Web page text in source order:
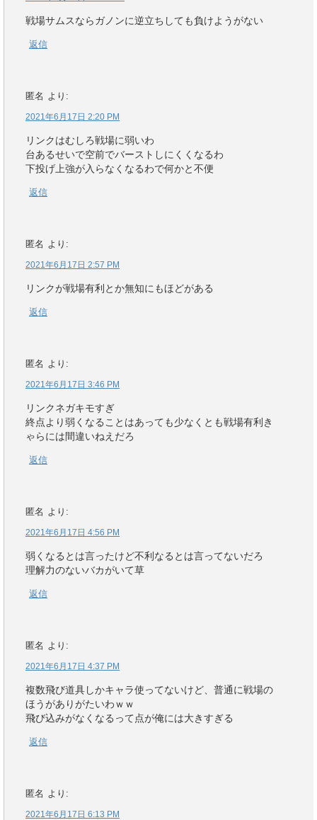
戦場サムスならガノンに逆立ちしても負けようがない
返信
匿名 より:
2021年6月17日 2:20 PM
リンクはむしろ戦場に弱いわ
台あるせいで空前でバーストしにくくなるわ
下投げ上強が入らなくなるわで何かと不便
返信
匿名 より:
2021年6月17日 2:57 PM
リンクが戦場有利とか無知にもほどがある
返信
匿名 より:
2021年6月17日 3:46 PM
リンクネガキモすぎ
終点より弱くなることはあっても少なくとも戦場有利き
ゃらには間違いねえだろ
返信
匿名 より:
2021年6月17日 4:56 PM
弱くなるとは言ったけど不利なるとは言ってないだろ
理解力のないバカがいて草
返信
匿名 より:
2021年6月17日 4:37 PM
複数飛び道具しかキャラ使ってないけど、普通に戦場の
ほうがありがたいわｗｗ
飛び込みがなくなるって点が俺には大きすぎる
返信
匿名 より:
2021年6月17日 6:13 PM